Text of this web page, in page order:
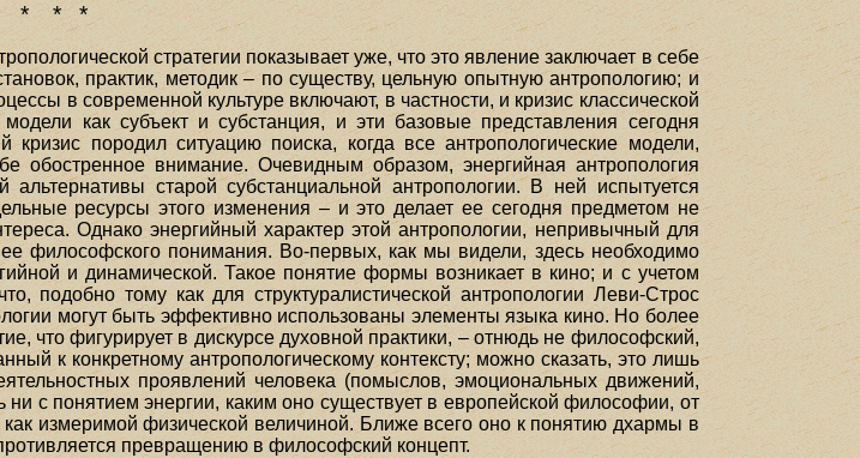
* * *
стратегии показывает уже, что это явление заключает в себе
практик, методик – по существу, цельную опытную антропологию; и
в современной культуре включают, в частности, и кризис классической
как субъект и субстанция, и эти базовые представления сегодня
породил ситуацию поиска, когда все антропологические модели,
обостренное внимание. Очевидным образом, энергийная антропология
старой субстанциальной антропологии. В ней испытуется
ресурсы этого изменения – и это делает ее сегодня предметом не
Однако энергийный характер этой антропологии, непривычный для
философского понимания. Во-первых, как мы видели, здесь необходимо
и динамической. Такое понятие формы возникает в кино; и с учетом
подобно тому как для структуралистической антропологии Леви-Строс
могут быть эффективно использованы элементы языка кино. Но более
что фигурирует в дискурсе духовной практики, – отнюдь не философский,
к конкретному антропологическому контексту; можно сказать, это лишь
проявлений человека (помыслов, эмоциональных движений,
с понятием энергии, каким оно существует в европейской философии, от
измеримой физической величиной. Ближе всего оно к понятию дхармы в
превращению в философский концепт.